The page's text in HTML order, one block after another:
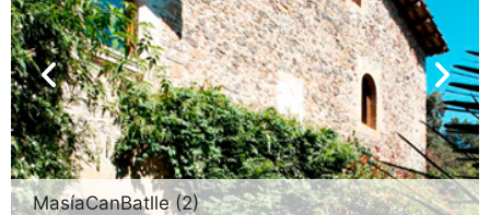
MasíaCanBatlle (2)